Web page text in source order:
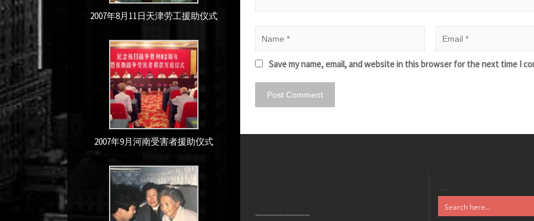
2007年8月11日天津劳工援助仪式
2007年9月河南受害者援助仪式
Save my name, email, and website in this browser for the next time I
———————–